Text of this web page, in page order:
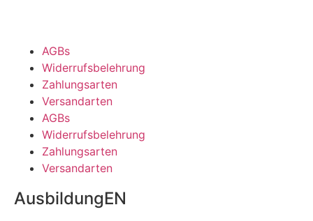
AGBs
Widerrufsbelehrung
Zahlungsarten
Versandarten
AGBs
Widerrufsbelehrung
Zahlungsarten
Versandarten
AusbildungEN